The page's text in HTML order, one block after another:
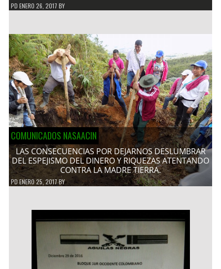
PD ENERO 26, 2017 BY
COMUNICADOS NASAACIN
LAS CONSECUENCIAS POR DEJARNOS DESLUMBRAR
DEL ESPEJISMO DEL DINERO Y RIQUEZAS ATENTANDO
CONTRA LA MADRE TIERRA.
PDENERO 25, 2017BY